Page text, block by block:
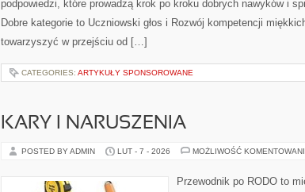
podpowiedzi, które prowadzą krok po kroku dobrych nawyków i
Dobre kategorie to Uczniowski głos i Rozwój kompetencji
towarzyszyć w przejściu od […]
CATEGORIES: ARTYKUŁY SPONSOROWANE
KARY I NARUSZENIA
POSTED BY ADMIN LUT - 7 - 2026 MOŻLIWOŚĆ
Przewodnik po RODO to